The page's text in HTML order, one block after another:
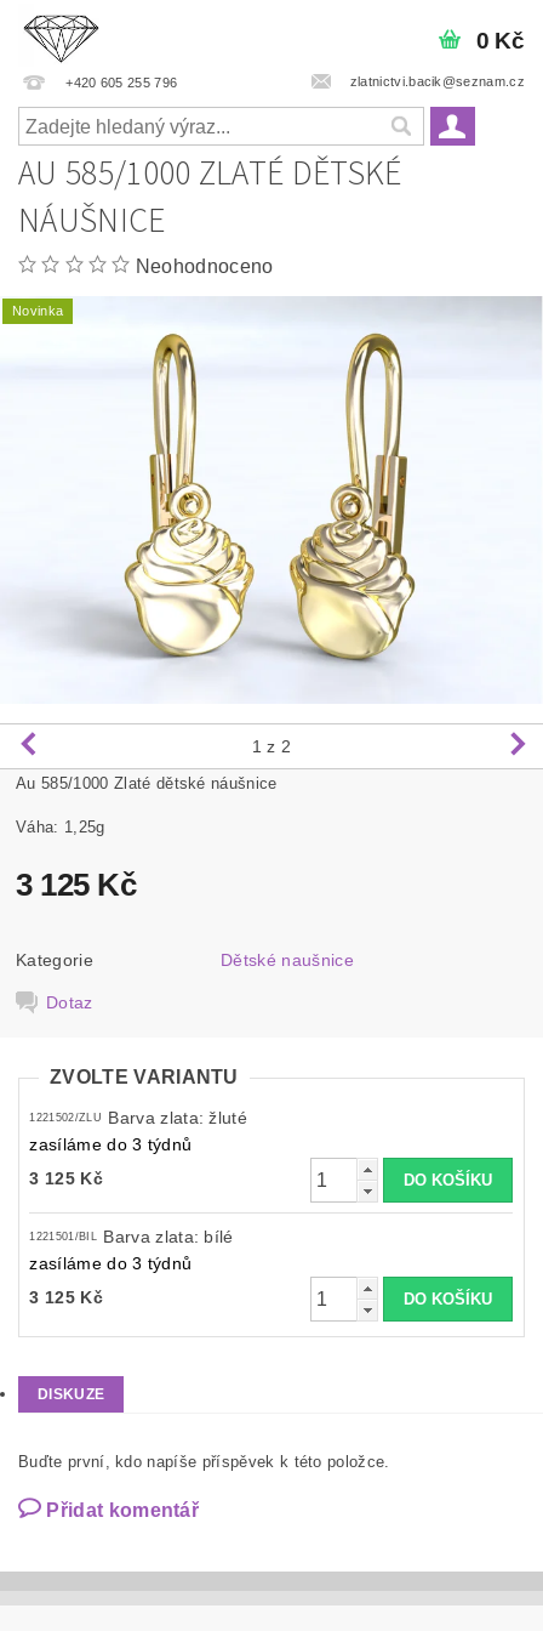
+420 605 255 796 zlatnictvi.bacik@seznam.cz
0 Kč
AU 585/1000 ZLATÉ DĚTSKÉ
NÁUŠNICE
Neohodnoceno
Novinka
1 z 2
Au 585/1000 Zlaté dětské náušnice
Váha: 1,25g
3 125 Kč
Kategorie Dětské naušnice
Dotaz
ZVOLTE VARIANTU
1221502/ZLU
Barva zlata: žluté
zasíláme do 3 týdnů
3 125 Kč
1221501/BIL
Barva zlata: bílé
zasíláme do 3 týdnů
3 125 Kč
DISKUZE
Buďte první, kdo napíše příspěvek k této položce.
Přidat komentář